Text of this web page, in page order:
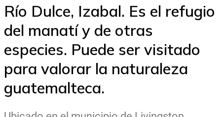
Río Dulce, Izabal. Es el refugio
del manatí y de otras
especies. Puede ser visitado
para valorar la naturaleza
guatemalteca.